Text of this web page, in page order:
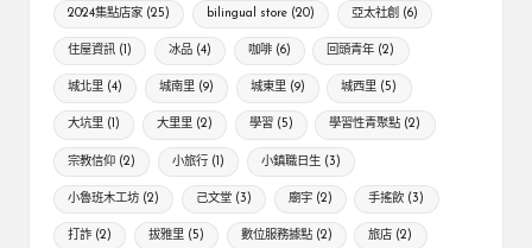
2024集點店家 (25) bilingual store(20) 亞太社創 (6)
住屋資訊 (1) 冰品(4) 咖啡(6) 回頭青年 (2)
城北里 (4) 城南里(9) 城東里(9) 城西里 (5)
大坑里 (1) 大里里(2) 學習(5) 學習性青聚點 (2)
宗教信仰 (2) 小旅行(1) 小鎮職日生(3)
小魯班木工坊 (2) 己文堂(3) 廟宇(2) 手搖飲 (3)
打詐 (2) 拔雅里(5) 數位服務據點(2) 旅店 (2)